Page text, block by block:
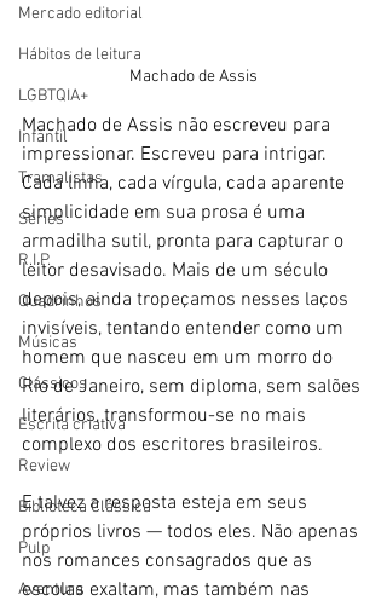
Mercado editorial
Hábitos de leitura
LGBTQIA+
Infantil
Tramalistas
Séries
R.I.P.
Quadrinhos
Músicas
Clássicos
Escrita criativa
Review
Biblioteca Clássica
Pulp
Aventura
Machado de Assis
Machado de Assis não escreveu para
impressionar. Escreveu para intrigar.
Cada linha, cada vírgula, cada aparente
simplicidade em sua prosa é uma
armadilha sutil, pronta para capturar o
leitor desavisado. Mais de um século
depois, ainda tropeçamos nesses laços
invisíveis, tentando entender como um
homem que nasceu em um morro do
Rio de Janeiro, sem diploma, sem salões
literários, transformou-se no mais
complexo dos escritores brasileiros.
E talvez a resposta esteja em seus
próprios livros — todos eles. Não apenas
nos romances consagrados que as
escolas exaltam, mas também nas